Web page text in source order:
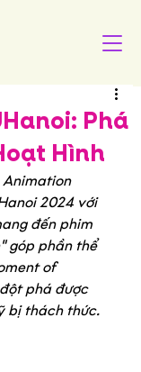
Phá
Hình
Animation
2024 với
đến phim
góp phần thể
of
phá được
bị thách thức.